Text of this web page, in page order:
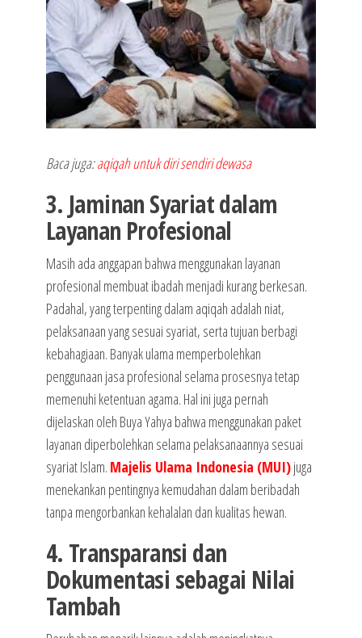
Baca juga:aqiqah untuk diri sendiri dewasa
3. Jaminan Syariat dalam
Layanan Profesional
Masih ada anggapan bahwa menggunakan layanan
profesional membuat ibadah menjadi kurang berkesan.
Padahal, yang terpenting dalam aqiqah adalah niat,
pelaksanaan yang sesuai syariat, serta tujuan berbagi
kebahagiaan. Banyak ulama memperbolehkan
penggunaan jasa profesional selama prosesnya tetap
memenuhi ketentuan agama. Hal ini juga pernah
dijelaskan oleh Buya Yahya bahwa menggunakan paket
layanan diperbolehkan selama pelaksanaannya sesuai
syariat Islam. Majelis Ulama Indonesia (MUI)juga
menekankan pentingnya kemudahan dalam beribadah
tanpa mengorbankan kehalalan dan kualitas hewan.
4. Transparansi dan
Dokumentasi sebagai Nilai
Tambah